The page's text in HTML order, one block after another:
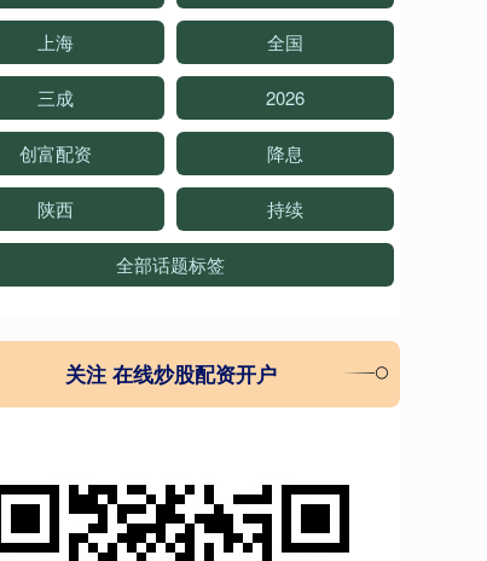
上海 全国
三成 2026
创富配资 降息
陕西 持续
全部话题标签
关注 在线炒股配资开户